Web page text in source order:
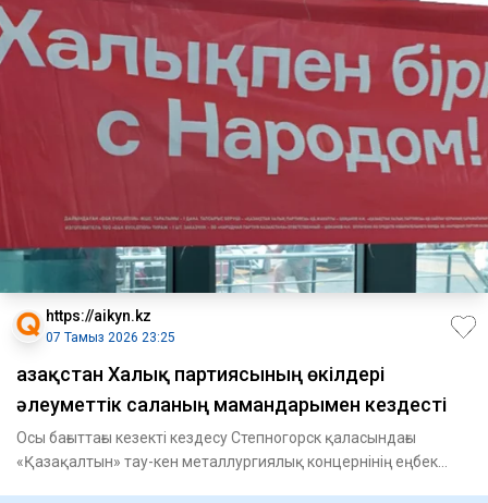
https://aikyn.kz
07 Тамыз 2026 23:25
Қазақстан Халық партиясының өкілдері
әлеуметтік саланың мамандарымен кездесті
Осы бағыттағы кезекті кездесу Степногорск қаласындағы
«Қазақалтын» тау-кен металлургиялық концернінің еңбек